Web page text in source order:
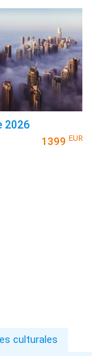
2026
1399 EUR
culturales